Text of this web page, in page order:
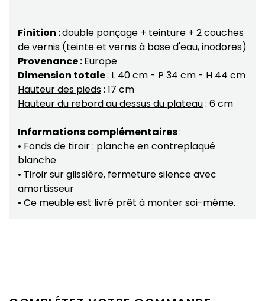
Finition :double ponçage + teinture + 2 couches
de vernis (teinte et vernis à base d'eau, inodores)
Provenance :Europe
Dimension totale: L 40 cm - P 34 cm - H 44 cm
Hauteur des pieds: 17 cm
Hauteur du rebord au dessus du plateau: 6 cm
Informations complémentaires:
• Fonds de tiroir : planche en contreplaqué
blanche
• Tiroir sur glissière, fermeture silence avec
amortisseur
• Ce meuble est livré prêt à monter soi-même.